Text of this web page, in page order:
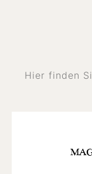
Hier finden